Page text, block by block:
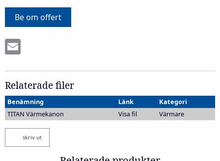
Be om offert
Relaterade filer
Benämning Länk
Kategori
TITAN Värmekanon
Visa fil Värmare
skriv ut